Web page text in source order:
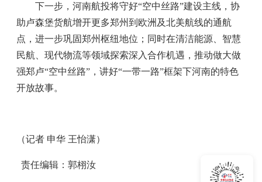
下一步，河南航投将守好“空中丝路”建设主线，协
助卢森堡货航增开更多郑州到欧洲及北美航线的通航
点，进一步巩固郑州枢纽地位；同时在清洁能源、智慧
民航、现代物流等领域探索深入合作机遇，推动做大做
强郑卢“空中丝路”，讲好“一带一路”框架下河南的特色
开放故事。
（记者 申华 王怡潇）
责任编辑：郭栩汝